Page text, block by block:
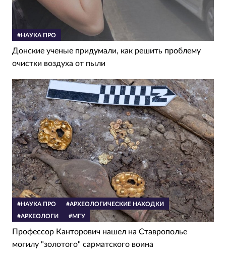
#НАУКА ПРО
Донские ученые придумали, как решить проблему
очистки воздуха от пыли
#НАУКА ПРО
#АРХЕОЛОГИЧЕСКИЕ НАХОДКИ
#АРХЕОЛОГИ
#МГУ
Профессор Канторович нашел на Ставрополье
могилу "золотого" сарматского воина